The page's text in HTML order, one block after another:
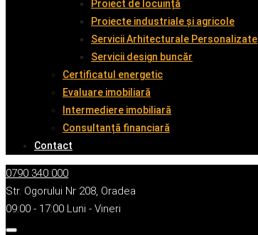
Proiect de locuință
Proiecte industriale și agricole
Servicii Arhitecturale Personalizate
Servicii design buncăr
Certificatul energetic
Evaluare imobiliară
Intermediere imobiliară
Consultanță financiară
Contact
0790 340 000
Str. Ogorului Nr 208, Oradea
09:00 - 17:00 Luni - Vineri